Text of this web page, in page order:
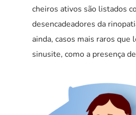
cheiros ativos são listados
desencadeadores da
ainda, casos mais raros que
sinusite, como a presença